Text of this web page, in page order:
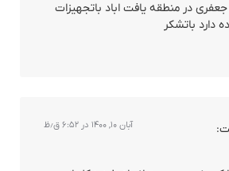
جعفری در منطقه یافت اباد باتجهیزات
دارد باتشکر
آبان ۱۰, ۱۴۰۰ در ۶:۵۲ ق٫ظ